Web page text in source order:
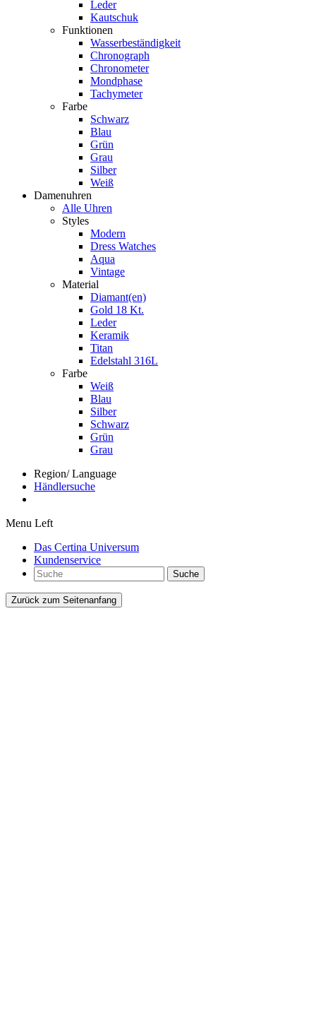
Leder
Kautschuk
Funktionen
Wasserbeständigkeit
Chronograph
Chronometer
Mondphase
Tachymeter
Farbe
Schwarz
Blau
Grün
Grau
Silber
Weiß
Damenuhren
Alle Uhren
Styles
Modern
Dress Watches
Aqua
Vintage
Material
Diamant(en)
Gold 18 Kt.
Leder
Keramik
Titan
Edelstahl 316L
Farbe
Weiß
Blau
Silber
Schwarz
Grün
Grau
Region/ Language
Händlersuche
Menu Left
Das Certina Universum
Kundenservice
Suche
Zurück zum Seitenanfang